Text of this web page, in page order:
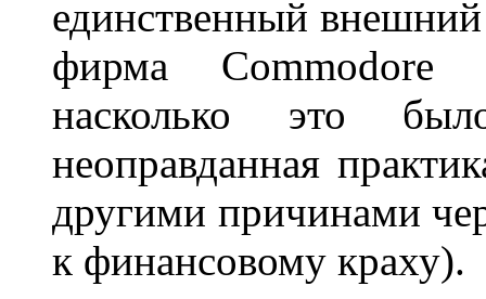
единственный
фирма Commodore
насколько это
неоправданная
другими причинами
к финансовому краху).